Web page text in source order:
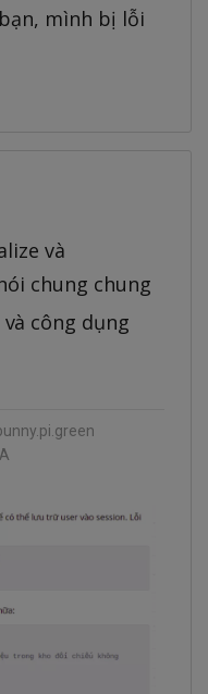
mình bị lỗi
và
chung chung
công dụng